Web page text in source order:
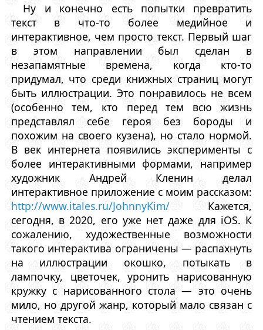
Ну и конечно есть попытки превратить
текст в что-то более медийное и
интерактивное, чем просто текст. Первый шаг
в этом направлении был сделан в
незапамятные времена, когда кто-то
придумал, что среди книжных страниц могут
быть иллюстрации. Это понравилось не всем
(особенно тем, кто перед тем всю жизнь
представлял себе героя без бороды и
похожим на своего кузена), но стало нормой.
В век интернета появились эксперименты с
более интерактивными формами, например
художник Андрей Кленин делал
интерактивное приложение с моим рассказом:
http://www.itales.ru/JohnnyKim/Кажется,
сегодня, в 2020, его уже нет даже для iOS. К
сожалению, художественные возможности
такого интерактива ограничены — распахнуть
на иллюстрации окошко, потыкать в
лампочку, цветочек, уронить нарисованную
кружку с нарисованного стола — это очень
мило, но другой жанр, который мало связан с
чтением текста.